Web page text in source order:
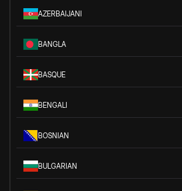
AZERBAIJANI
BANGLA
BASQUE
BENGALI
BOSNIAN
BULGARIAN